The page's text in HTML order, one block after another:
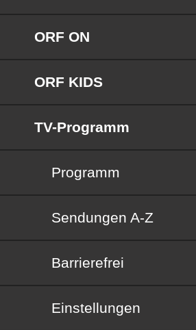
ORF ON
ORF KIDS
TV-Programm
Programm
Sendungen von A bis Z
Sendungen A-Z
Barrierefrei
Barrierefrei
Einstellungen